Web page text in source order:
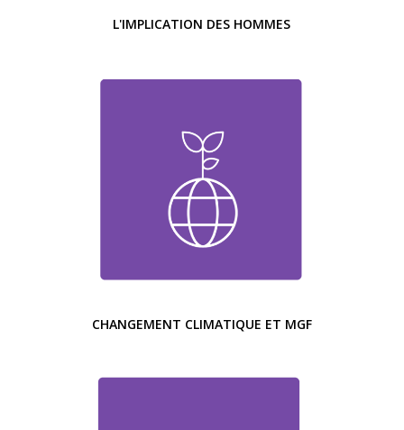
L'IMPLICATION DES HOMMES
CHANGEMENT CLIMATIQUE ET MGF